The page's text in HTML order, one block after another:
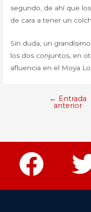
segundo, de ahí que
de cara a tener un
Sin duda, un
los dos conjuntos, en
afluencia en el Moya
← Entrada
anterior